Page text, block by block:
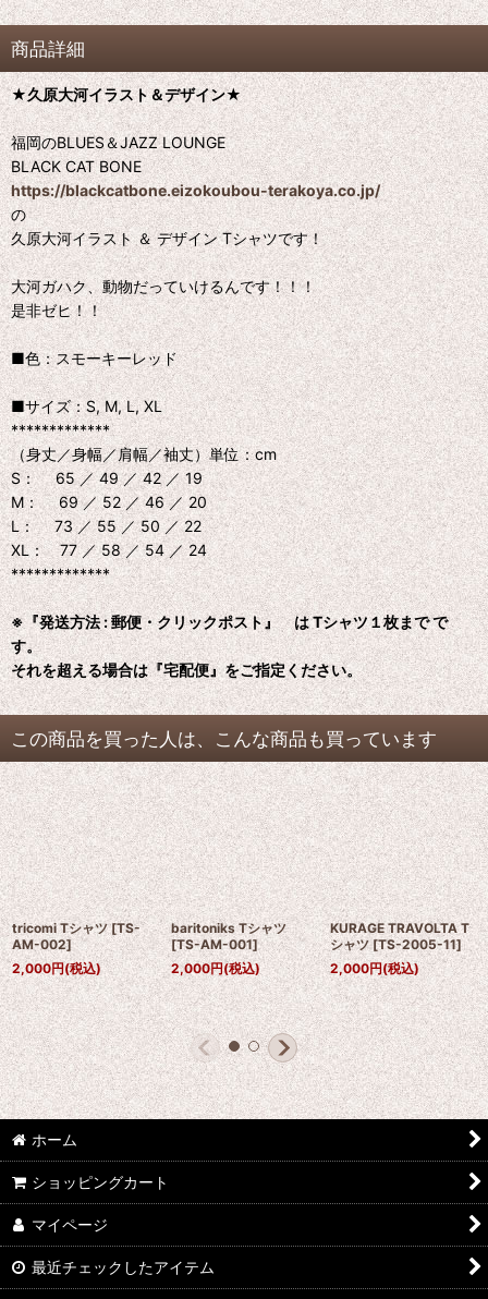
商品詳細
★久原大河イラスト＆デザイン★
福岡のBLUES＆JAZZ LOUNGE
BLACK CAT BONE
https://blackcatbone.eizokoubou-terakoya.co.jp/
の
久原大河イラスト ＆ デザイン Tシャツです！
大河ガハク、動物だっていけるんです！！！
是非ゼヒ！！
■色：スモーキーレッド
■サイズ：S, M, L, XL
*************
（身丈／身幅／肩幅／袖丈）単位：cm
S： 65 ／ 49 ／ 42 ／ 19
M： 69 ／ 52 ／ 46 ／ 20
L： 73 ／ 55 ／ 50 ／ 22
XL： 77 ／ 58 ／ 54 ／ 24
*************
※『発送方法 : 郵便・クリックポスト』 は Tシャツ１枚まで で
す。
それを超える場合は『宅配便』をご指定ください。
この商品を買った人は、こんな商品も買っています
tricomi Tシャツ [TS-
AM-002]
2,000円(税込)
baritoniks Tシャツ
[TS-AM-001]
2,000円(税込)
KURAGE TRAVOLTA T
シャツ [TS-2005-11]
2,000円(税込)
ホーム
ショッピングカート
マイページ
最近チェックしたアイテム